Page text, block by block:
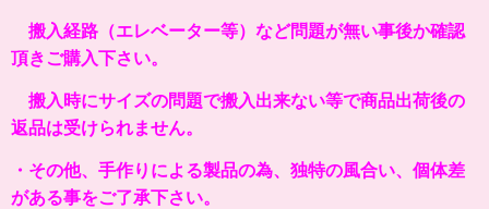
搬入経路（エレベーター等）など問題が無い事後か確認
頂きご購入下さい。
搬入時にサイズの問題で搬入出来ない等で商品出荷後の
返品は受けられません。
・その他、手作りによる製品の為、独特の風合い、個体差
がある事をご了承下さい。